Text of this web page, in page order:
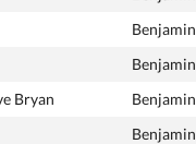
Benjamin
Benjamin
Bryan
Benjamin
Benjamin